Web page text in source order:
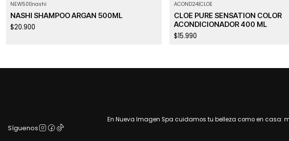
NEW501|nashi
NASHI SHAMPOO ARGAN 500ML
$20.900
ACOND24|CLOE
CLOE PURE SENSATION COLOR
ACONDICIONADOR 400 ML
$15.990
En Nueva Imagen Spa cuidamos tu belleza como en casa:
Síguenos